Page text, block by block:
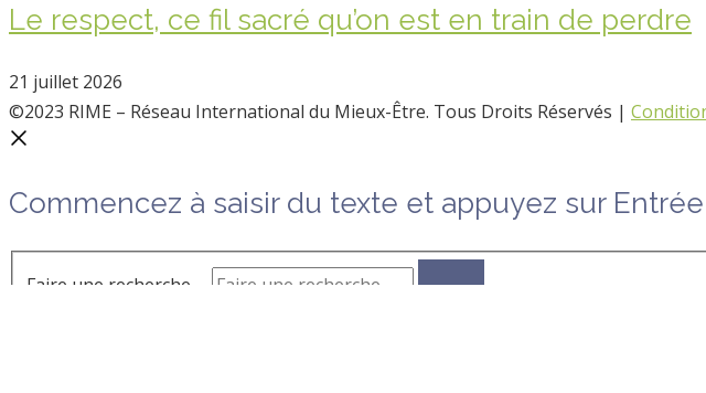
Le respect, ce fil sacré qu’on est en train de perdre
21 juillet 2026
©2023 RIME – Réseau International du Mieux-Être. Tous Droits Réservés |
Commencez à saisir du texte et appuyez sur
Faire une recherche …